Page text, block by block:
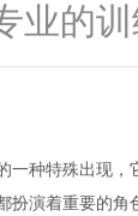
业的
一种特殊出现
扮演着重要的